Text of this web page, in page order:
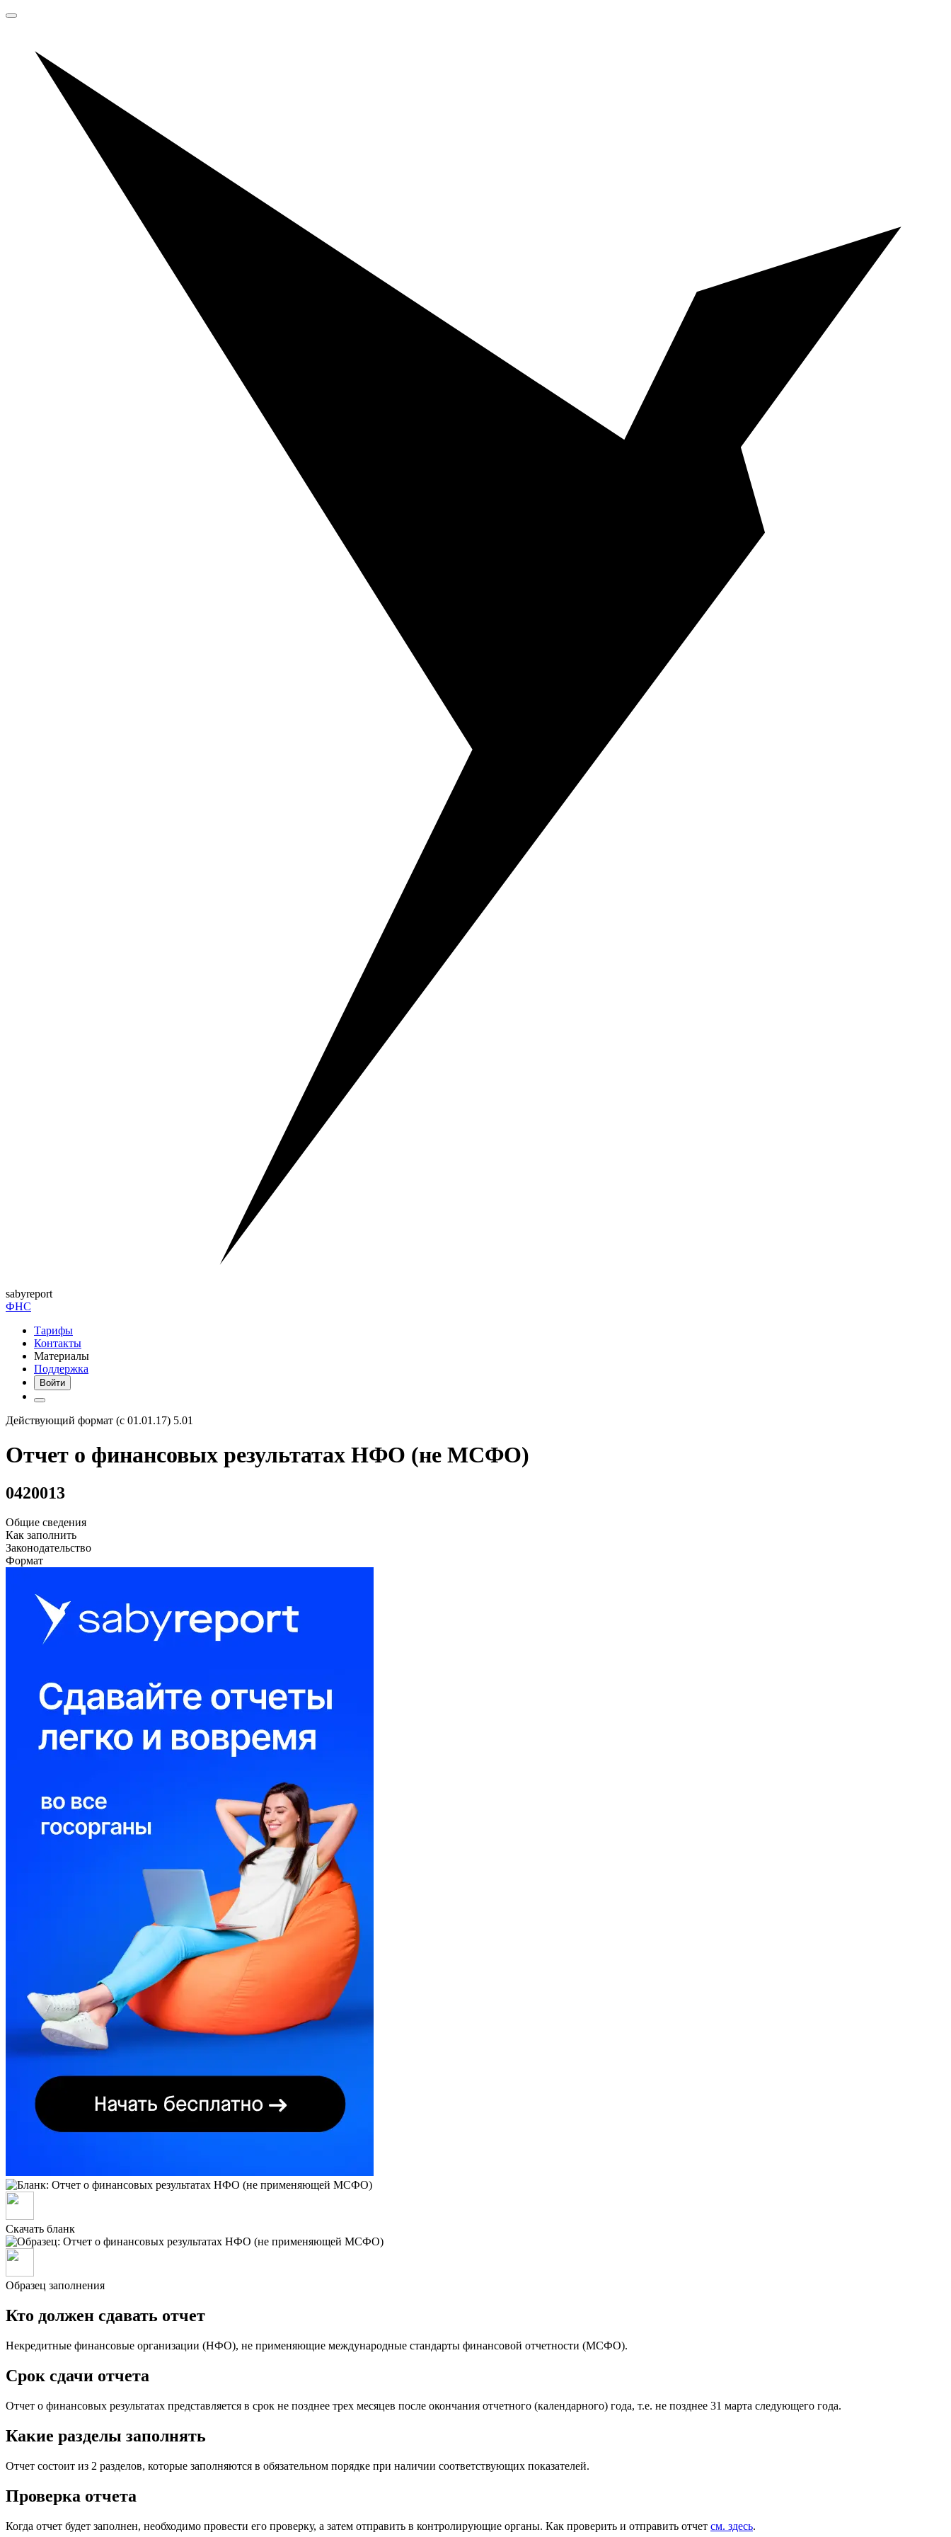
sabyreport
ФНС
Тарифы
Контакты
Материалы
Поддержка
Войти
Действующий формат (с 01.01.17) 5.01
Отчет о финансовых результатах НФО (не МСФО)
0420013
Общие сведения
Как заполнить
Законодательство
Формат
Скачать бланк
Образец заполнения
Кто должен сдавать отчет
Некредитные финансовые организации (НФО), не применяющие международные стандарты финансовой отчетности (МСФО).
Срок сдачи отчета
Отчет о финансовых результатах представляется в срок не позднее трех месяцев после окончания отчетного (календарного) года, т.е. не позднее 31 марта следующего года.
Какие разделы заполнять
Отчет состоит из 2 разделов, которые заполняются в обязательном порядке при наличии соответствующих показателей.
Проверка отчета
Когда отчет будет заполнен, необходимо провести его проверку, а затем отправить в контролирующие органы. Как проверить и отправить отчет см. здесь.